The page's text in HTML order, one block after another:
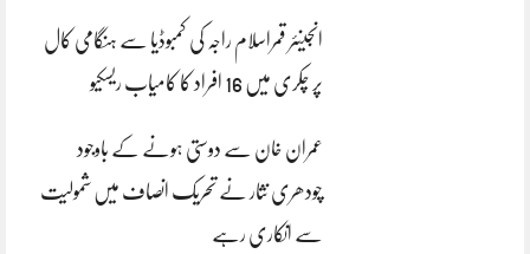
انجینئر قمراسلام راجہ کی کمبوڈیا سے ہنگامی کال
پر چکری میں 16 افراد کا کامیاب ریسکیو
عمران خان سے دوستی ہونے کے باوجود
چودھری نثار نے تحریک انصاف میں شمولیت
سے انکاری رہے